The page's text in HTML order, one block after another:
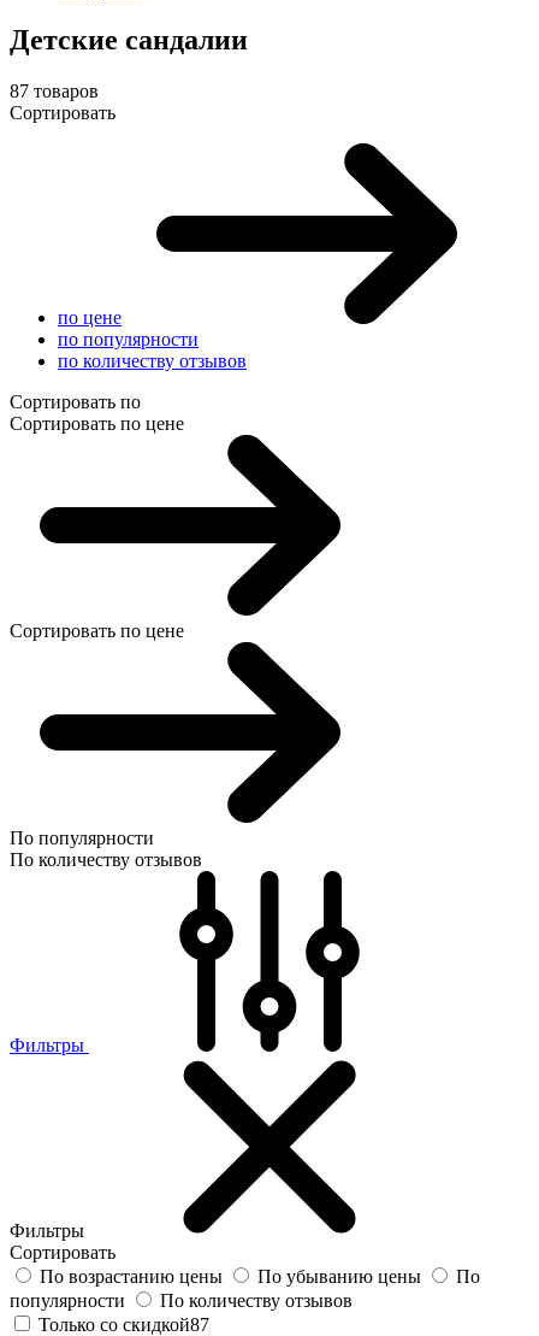
Детские сандалии
87 товаров
Сортировать
по цене
по популярности
по количеству отзывов
Сортировать по
Сортировать по цене
Сортировать по цене
По популярности
По количеству отзывов
Фильтры
Фильтры
Сортировать
По возрастанию цены
По убыванию цены
По
популярности
По количеству отзывов
Только со скидкой87